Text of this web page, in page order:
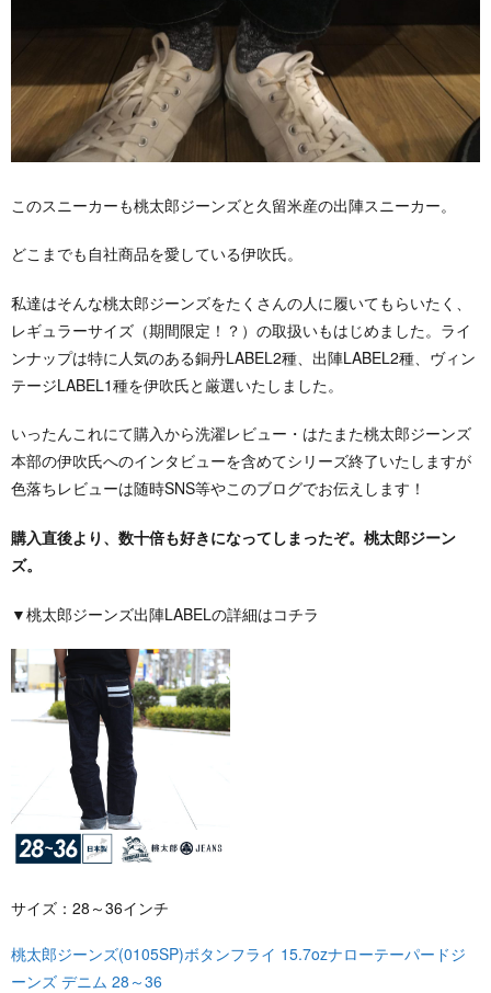
このスニーカーも桃太郎ジーンズと久留米産の出陣スニーカー。
どこまでも自社商品を愛している伊吹氏。
私達はそんな桃太郎ジーンズをたくさんの人に履いてもらいたく、
レギュラーサイズ（期間限定！？）の取扱いもはじめました。ライ
ンナップは特に人気のある銅丹LABEL2種、出陣LABEL2種、ヴィン
テージLABEL1種を伊吹氏と厳選いたしました。
いったんこれにて購入から洗濯レビュー・はたまた桃太郎ジーンズ
本部の伊吹氏へのインタビューを含めてシリーズ終了いたしますが
色落ちレビューは随時SNS等やこのブログでお伝えします！
購入直後より、数十倍も好きになってしまったぞ。桃太郎ジーン
ズ。
▼桃太郎ジーンズ出陣LABELの詳細はコチラ
サイズ：28～36インチ
桃太郎ジーンズ(0105SP)ボタンフライ 15.7ozナローテーパードジ
ーンズ デニム 28～36